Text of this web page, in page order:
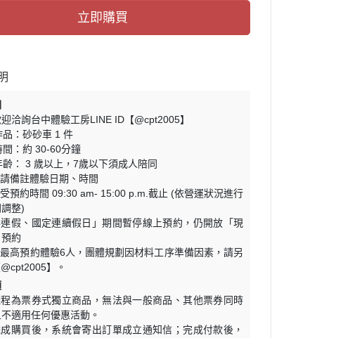
立即購買
洽詢台中體驗工房LINE ID【@cpt2005】
品：砂砂車 1 件
間：約 30-60分鐘
： 3 歲以上，7歲以下須成人陪同
備註體驗日期、時間
預約時間 09:30 am- 15:00 p.m.截止 (依營運狀況進行
整)
假、國定連續假日」期間暫停線上預約，仍開放「現
約
高預約體驗6人，團體規劃因材料工序準備因素，請另
】。
為票券式獨立商品，無法與一般商品、其他票券同時
適用任何優惠活動。
購買後，系統會寄出訂單成立通知信；完成付款後，